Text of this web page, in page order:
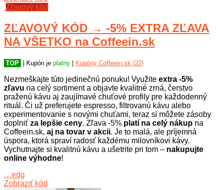
Zľavový kód
ZĽAVOVÝ KÓD → -5% EXTRA ZĽAVA
NA VŠETKO na Coffeein.sk
TOP | Kupón je platný Kupóny Coffeein.sk (22)
Nezmeškajte túto jedinečnú ponuku! Využite extra -5%
zľavu na celý sortiment a objavte kvalitné zrná, čerstvo
praženú kávu aj zaujímavé chuťové profily pre každodenný
rituál. Či už preferujete espresso, filtrovanú kávu alebo
experimentovanie s novými chuťami, teraz si môžete zásoby
doplniť za lepšie ceny. Zľava -5% platí na celý nákup na
Coffeein.sk, aj na tovar v akcii. Je to malá, ale príjemná
úspora, ktorá spraví radosť každému milovníkovi kávy.
Vychutnajte si kvalitnú kávu a ušetrite pri tom – nakupujte
online výhodne!
…edg
Zobraziť kód